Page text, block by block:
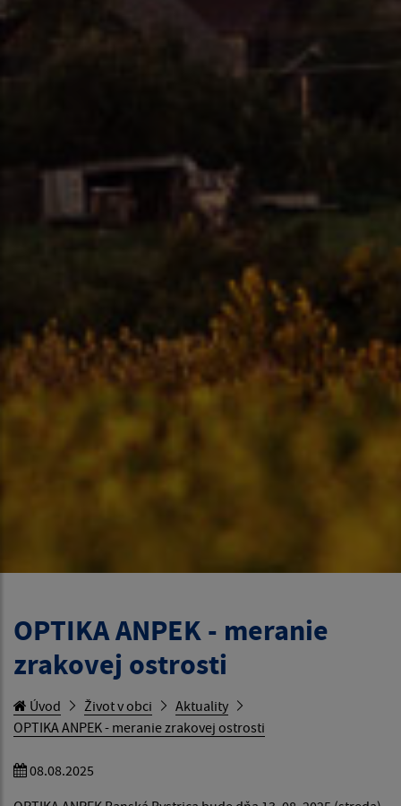
OPTIKA ANPEK - meranie
zrakovej ostrosti
Úvod Život v obci
Aktuality
OPTIKA ANPEK - meranie zrakovej ostrosti
08.08.2025